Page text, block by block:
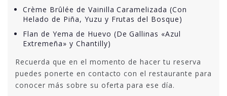
Crème Brûlée de Vainilla Caramelizada (Con
Helado de Piña, Yuzu y Frutas del Bosque)
Flan de Yema de Huevo (De Gallinas «Azul
Extremeña» y Chantilly)
Recuerda que en el momento de hacer tu reserva
puedes ponerte en contacto con el restaurante para
conocer más sobre su oferta para ese día.